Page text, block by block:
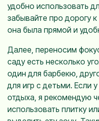
удобно использовать
забывайте про дорогу
она была прямой и
Далее, переносим
саду есть несколько
один для барбекю,
для игр с детьми. Если
отдыха, я рекомендую
использовать плитку